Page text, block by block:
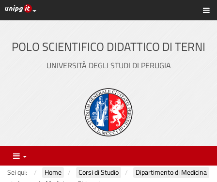
Vai
al
principale
Link ai principali servizi web di Ateneo
POLO SCIENTIFICO DIDATTICO DI TERNI
UNIVERSITÀ DEGLI STUDI DI PERUGIA
Menu
Sei qui: Home Corsi di Studio
Dipartimento di Medicina